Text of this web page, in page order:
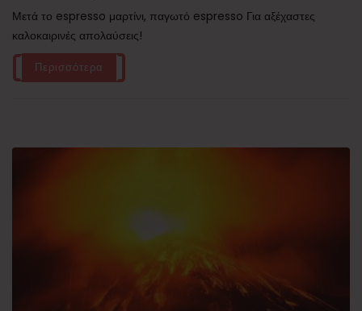
Μετά το espresso μαρτίνι, παγωτό espresso Για αξέχαστες
καλοκαιρινές απολαύσεις!
Περισσότερα